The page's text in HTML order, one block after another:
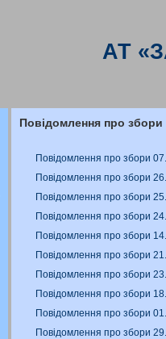
АТ
Повідомлення про збори
Повідомлення про збори
Повідомлення про збори
Повідомлення про збори
Повідомлення про збори
Повідомлення про збори
Повідомлення про збори
Повідомлення про збори
Повідомлення про збори
Повідомлення про збори
Повідомлення про збори